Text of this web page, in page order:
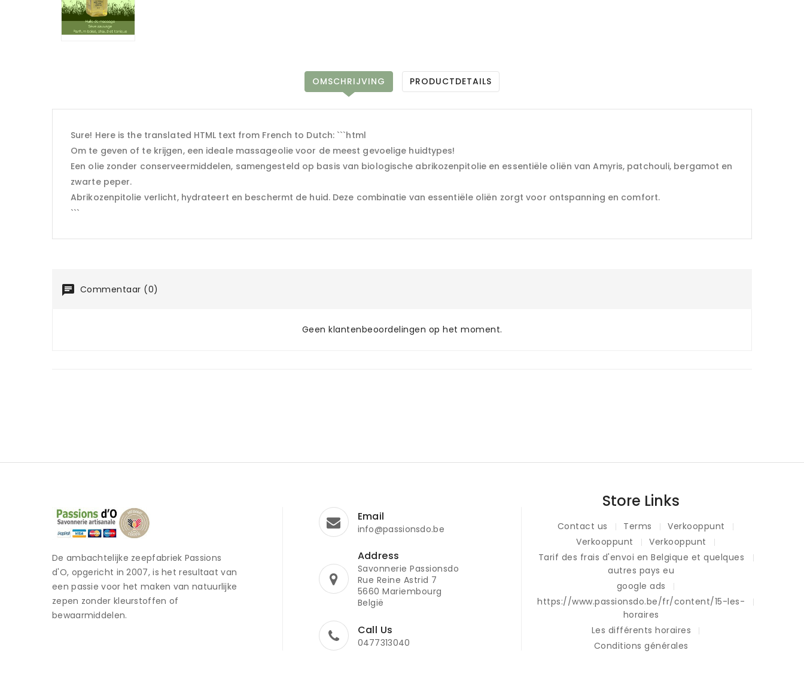
OMSCHRIJVING PRODUCTDETAILS
Sure! Here is the translated HTML text from French to Dutch: ```html
Om te geven of te krijgen, een ideale massageolie voor de meest gevoelige huidtypes!
Een olie zonder conserveermiddelen, samengesteld op basis van biologische abrikozenpitolie en essentiële oliën van Amyris, patchouli, bergamot en
zwarte peper.
Abrikozenpitolie verlicht, hydrateert en beschermt de huid. Deze combinatie van essentiële oliën zorgt voor ontspanning en comfort.
```
Commentaar (0)
Geen klantenbeoordelingen op het moment.
De ambachtelijke zeepfabriek Passions
d'O, opgericht in 2007, is het resultaat van
een passie voor het maken van natuurlijke
zepen zonder kleurstoffen of
bewaarmiddelen.
Email
info@passionsdo.be
Address
Savonnerie Passionsdo
Rue Reine Astrid 7
5660 Mariembourg
België
Call Us
0477313040
Store Links
Contact us Terms
Verkooppunt
Verkooppunt
Verkooppunt
Tarif des frais d'envoi en Belgique et quelques
autres pays eu
google ads
https://www.passionsdo.be/fr/content/15-les-
horaires
Les différents horaires
Conditions générales